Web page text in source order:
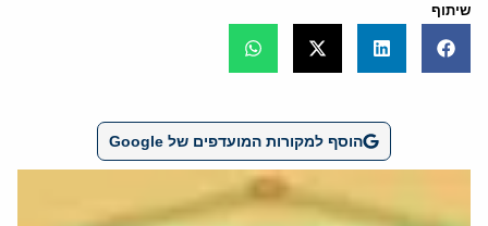
שיתוף
הוסף למקורות המועדפים של Google